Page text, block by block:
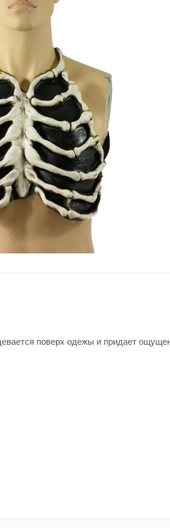
поверх одежы и придает